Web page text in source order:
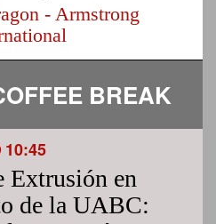
- Armstrong
BREAK
10:45
Extrusión en
de la UABC: